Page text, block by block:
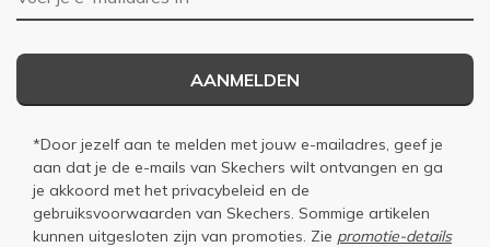
AANMELDEN
*Door jezelf aan te melden met jouw e-mailadres, geef je
aan dat je de e-mails van Skechers wilt ontvangen en ga
je akkoord met het privacybeleid en de
gebruiksvoorwaarden van Skechers. Sommige artikelen
kunnen uitgesloten zijn van promoties. Zie promotie-details